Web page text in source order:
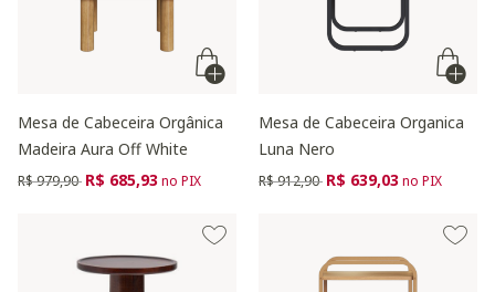
Mesa de Cabeceira Orgânica
Madeira Aura Off White
Preço reduzido de
R$ 979,90 para
R$ 685,93no PIX
Mesa de Cabeceira Organica
Luna Nero
Preço reduzido de
R$ 912,90 para
R$ 639,03no PIX